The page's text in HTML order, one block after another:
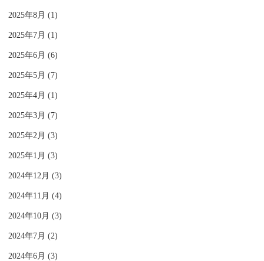
2025年8月 (1)
2025年7月 (1)
2025年6月 (6)
2025年5月 (7)
2025年4月 (1)
2025年3月 (7)
2025年2月 (3)
2025年1月 (3)
2024年12月 (3)
2024年11月 (4)
2024年10月 (3)
2024年7月 (2)
2024年6月 (3)